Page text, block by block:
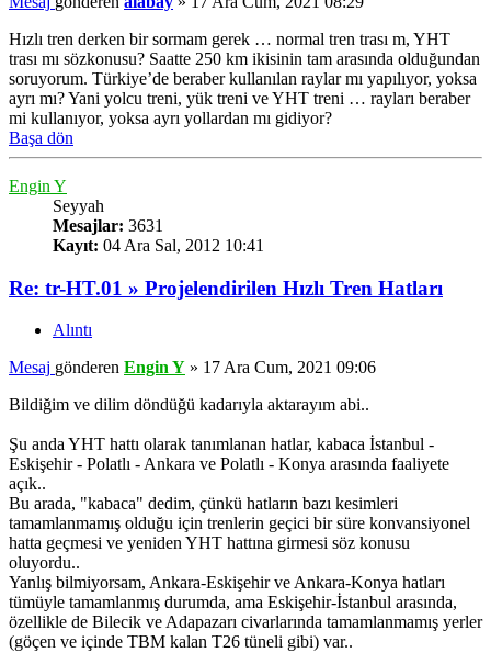
Hızlı tren derken bir sormam gerek … normal tren trası m, YHT
trası mı sözkonusu? Saatte 250 km ikisinin tam arasında olduğundan
soruyorum. Türkiye’de beraber kullanılan raylar mı yapılıyor, yoksa
ayrı mı? Yani yolcu treni, yük treni ve YHT treni … rayları beraber
mi kullanıyor, yoksa ayrı yollardan mı gidiyor?
Başa dön
Engin Y
Seyyah
Mesajlar: 3631
Kayıt: 04 Ara Sal, 2012 10:41
Re: tr-HT.01 » Projelendirilen Hızlı Tren Hatları
Alıntı
Mesaj gönderen Engin Y » 17 Ara Cum, 2021 09:06
Bildiğim ve dilim döndüğü kadarıyla aktarayım abi..
Şu anda YHT hattı olarak tanımlanan hatlar, kabaca İstanbul -
Eskişehir - Polatlı - Ankara ve Polatlı - Konya arasında faaliyete
açık..
Bu arada, "kabaca" dedim, çünkü hatların bazı kesimleri
tamamlanmamış olduğu için trenlerin geçici bir süre konvansiyonel
hatta geçmesi ve yeniden YHT hattına girmesi söz konusu
oluyordu..
Yanlış bilmiyorsam, Ankara-Eskişehir ve Ankara-Konya hatları
tümüyle tamamlanmış durumda, ama Eskişehir-İstanbul arasında,
özellikle de Bilecik ve Adapazarı civarlarında tamamlanmamış yerler
(göçen ve içinde TBM kalan T26 tüneli gibi) var..